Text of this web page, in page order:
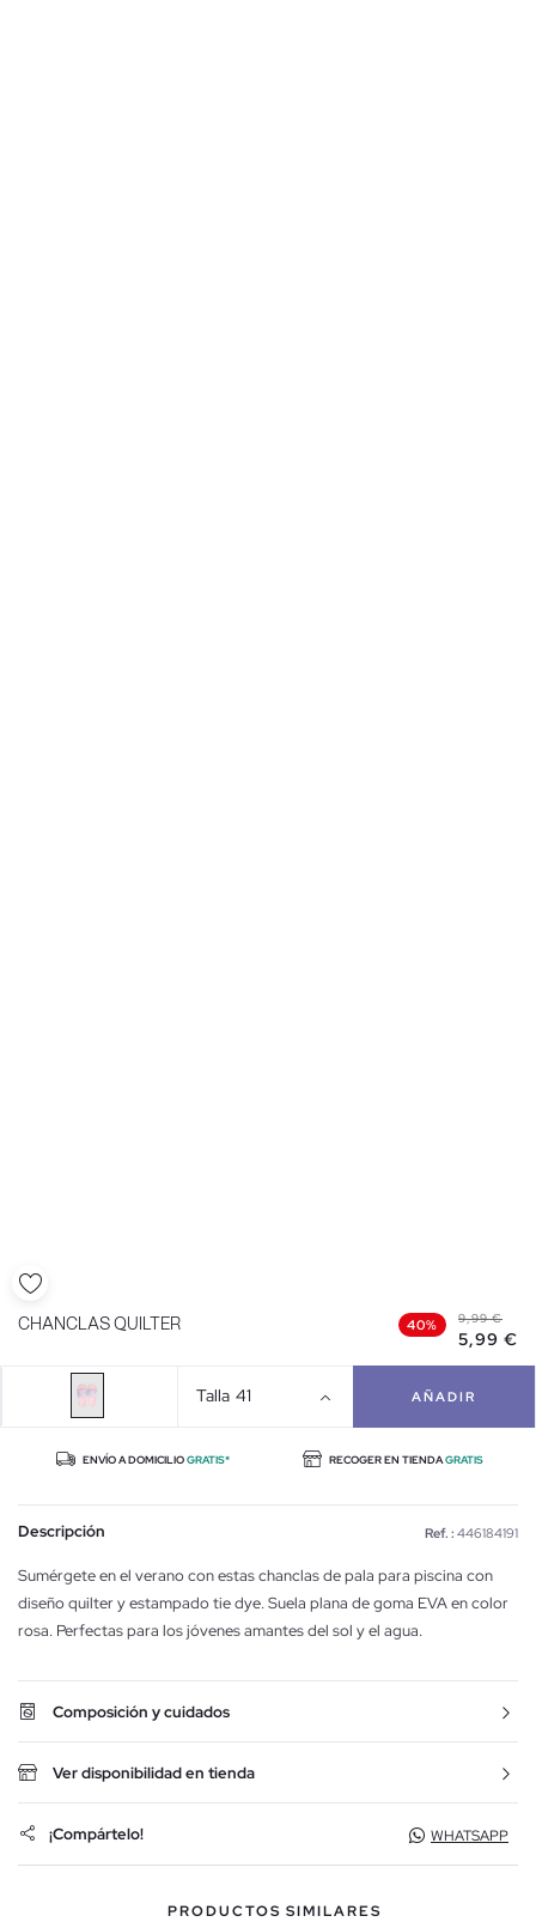
CHANCLAS QUILTER 40% 9,99 €
5,99 €
Talla 41 AÑADIR
ENVÍO A DOMICILIOGRATIS* RECOGER EN TIENDAGRATIS
Descripción Ref. : 446184191
Sumérgete en el verano con estas chanclas de pala para piscina con
diseño quilter y estampado tie dye. Suela plana de goma EVA en color
rosa. Perfectas para los jóvenes amantes del sol y el agua.
Composición y cuidados
Ver disponibilidad en tienda
¡Compártelo! WHATSAPP
PRODUCTOS SIMILARES